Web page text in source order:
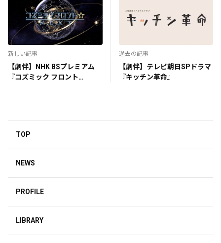
新しい記事
【劇伴】NHK BSプレミアム
『コズミック フロント
過去の記事
【劇伴】テレビ朝日SPドラマ
『キッチン革命』
TOP
NEWS
PROFILE
LIBRARY